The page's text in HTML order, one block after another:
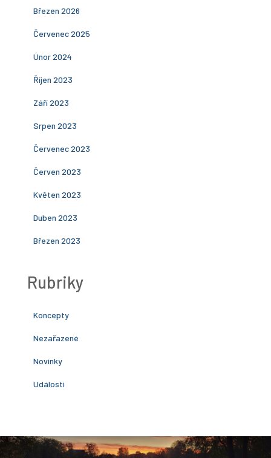
Březen 2026
Červenec 2025
Únor 2024
Říjen 2023
Září 2023
Srpen 2023
Červenec 2023
Červen 2023
Květen 2023
Duben 2023
Březen 2023
Rubriky
Koncepty
Nezařazené
Novinky
Události